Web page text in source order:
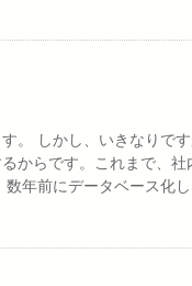
。 しかし、いきなりで
からです。これまで、
年前にデータベース化